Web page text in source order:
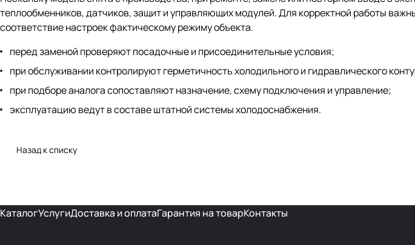
теплообменников, датчиков, защит и управляющих модулей. Для корректной работы
соответствие настроек фактическому режиму объекта.
перед заменой проверяют посадочные и присоединительные условия;
при обслуживании контролируют герметичность холодильного и гидравлического
при подборе аналога сопоставляют назначение, схему подключения и управление;
эксплуатацию ведут в составе штатной системы холодоснабжения.
Назад к списку
КаталогУслугиДоставка и оплатаГарантия на товарКонтакты